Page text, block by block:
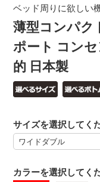
薄型コンパク
ポート コン
的 日本製
ベッド周りに欲しい
カラーを選択してく
サイズを選択してく